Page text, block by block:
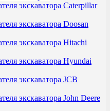
экскаватора Caterpillar
экскаватора Doosan
экскаватора Hitachi
экскаватора Hyundai
экскаватора JCB
экскаватора John Deere